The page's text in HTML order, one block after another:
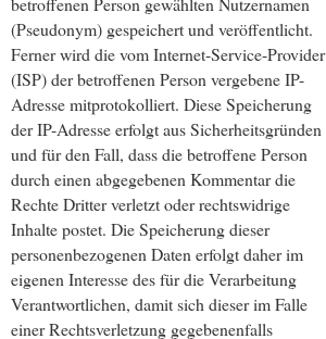
(Pseudonym) gespeichert und veröffentlicht.
Ferner wird die vom Internet-Service-Provider
(ISP) der betroffenen Person vergebene IP-
Adresse mitprotokolliert. Diese Speicherung
der IP-Adresse erfolgt aus Sicherheitsgründen
und für den Fall, dass die betroffene Person
durch einen abgegebenen Kommentar die
Rechte Dritter verletzt oder rechtswidrige
Inhalte postet. Die Speicherung dieser
personenbezogenen Daten erfolgt daher im
eigenen Interesse des für die Verarbeitung
Verantwortlichen, damit sich dieser im Falle
einer Rechtsverletzung gegebenenfalls